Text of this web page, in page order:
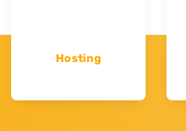
Hosting